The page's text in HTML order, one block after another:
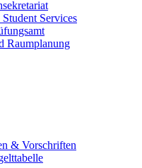
Services
Raumplanung
& Vorschriften